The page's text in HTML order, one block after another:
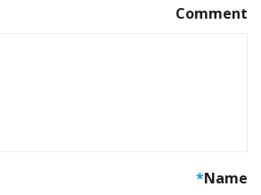
Comment
Name
*